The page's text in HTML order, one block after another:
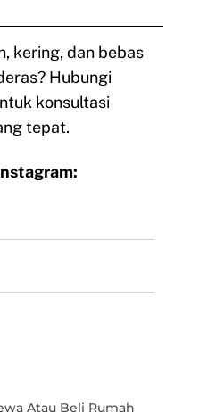
kering, dan bebas
Hubungi
konsultasi
tepat.
Atau Beli Rumah